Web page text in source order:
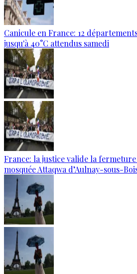
Canicule en France: 12
jusqu'à 40°C attendus samedi
France: la justice valide la
mosquée Attaqwa d’Aulnay-sous-